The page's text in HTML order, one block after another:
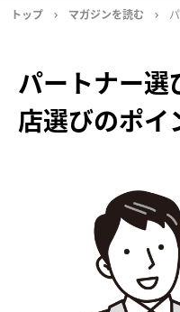
トップ マガジンを読む
パートナー選
店選びのポイ